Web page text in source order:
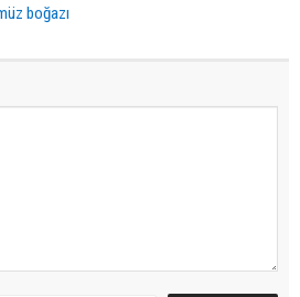
boğazı